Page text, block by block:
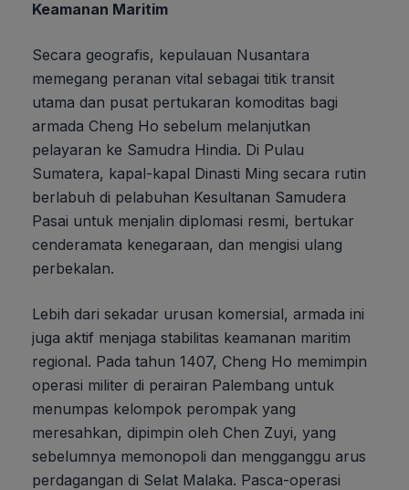
Keamanan Maritim
Secara geografis, kepulauan Nusantara
memegang peranan vital sebagai titik transit
utama dan pusat pertukaran komoditas bagi
armada Cheng Ho sebelum melanjutkan
pelayaran ke Samudra Hindia. Di Pulau
Sumatera, kapal-kapal Dinasti Ming secara rutin
berlabuh di pelabuhan Kesultanan Samudera
Pasai untuk menjalin diplomasi resmi, bertukar
cenderamata kenegaraan, dan mengisi ulang
perbekalan.
Lebih dari sekadar urusan komersial, armada ini
juga aktif menjaga stabilitas keamanan maritim
regional. Pada tahun 1407, Cheng Ho memimpin
operasi militer di perairan Palembang untuk
menumpas kelompok perompak yang
meresahkan, dipimpin oleh Chen Zuyi, yang
sebelumnya memonopoli dan mengganggu arus
perdagangan di Selat Malaka. Pasca-operasi